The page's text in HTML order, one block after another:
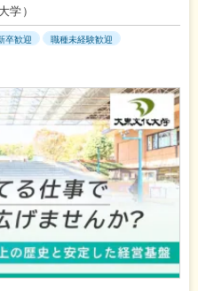
学）
卒歓迎
職種未経験歓迎